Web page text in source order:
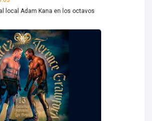
local Adam Kana en los octavos